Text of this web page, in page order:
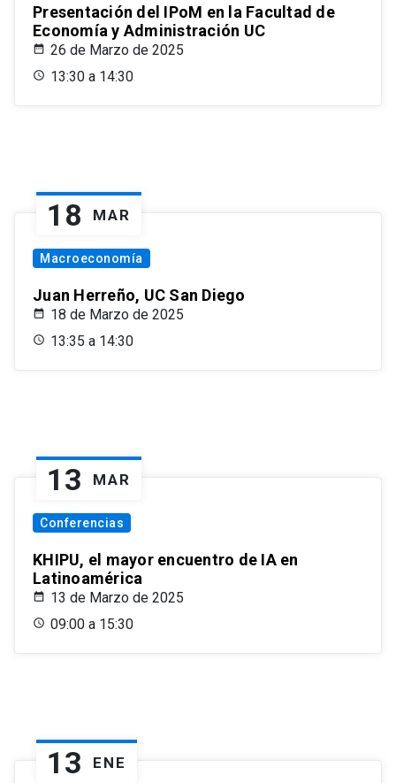
Presentación del IPoM en la Facultad de
Economía y Administración UC
26 de Marzo de 2025
13:30 a 14:30
18 MAR
Macroeconomía
Juan Herreño, UC San Diego
18 de Marzo de 2025
13:35 a 14:30
13 MAR
Conferencias
KHIPU, el mayor encuentro de IA en
Latinoamérica
13 de Marzo de 2025
09:00 a 15:30
13 ENE